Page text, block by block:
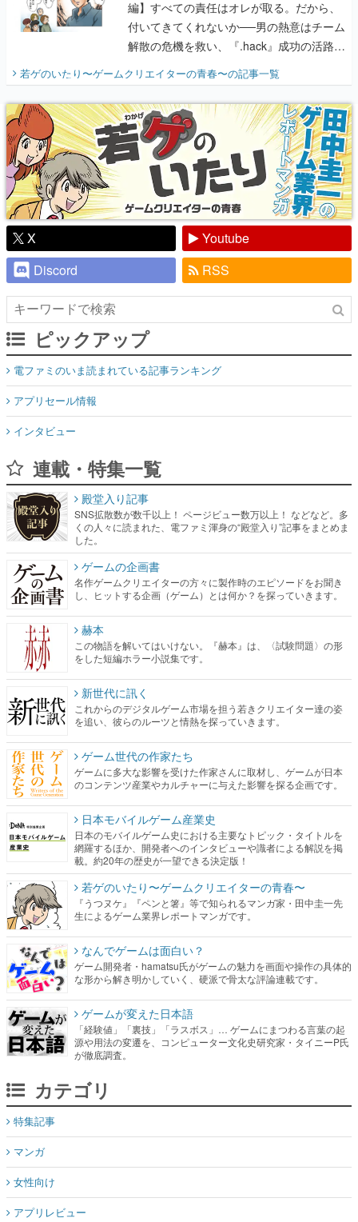
編】すべての責任はオレが取る。だから、
付いてきてくれないか──男の熱意はチーム
解散の危機を救い、『.hack』成功の活路を
『少年ジャンプ』色だった【若ゲのいた
り】
若ゲのいたり〜ゲームクリエイターの青春〜の記事一覧
X
Youtube
Discord
RSS
ピックアップ
電ファミのいま読まれている記事ランキング
アプリセール情報
インタビュー
連載・特集一覧
殿堂入り記事
SNS拡散数が数千以上！ ページビュー数万以上！ などなど。多
くの人々に読まれた、電ファミ渾身の“殿堂入り”記事をまとめま
した。
ゲームの企画書
名作ゲームクリエイターの方々に製作時のエピソードをお聞き
し、ヒットする企画（ゲーム）とは何か？を探っていきます。
赫本
この物語を解いてはいけない。『赫本』は、〈試験問題〉の形
をした短編ホラー小説集です。
新世代に訊く
これからのデジタルゲーム市場を担う若きクリエイター達の姿
を追い、彼らのルーツと情熱を探っていきます。
ゲーム世代の作家たち
ゲームに多大な影響を受けた作家さんに取材し、ゲームが日本
のコンテンツ産業やカルチャーに与えた影響を探る企画です。
日本モバイルゲーム産業史
日本のモバイルゲーム史における主要なトピック・タイトルを
網羅するほか、開発者へのインタビューや識者による解説を掲
載。約20年の歴史が一望できる決定版！
若ゲのいたり〜ゲームクリエイターの青春〜
『うつヌケ』『ペンと箸』等で知られるマンガ家・田中圭一先
生によるゲーム業界レポートマンガです。
なんでゲームは面白い？
ゲーム開発者・hamatsu氏がゲームの魅力を画面や操作の具体的
な形から解き明かしていく、硬派で骨太な評論連載です。
ゲームが変えた日本語
「経験値」「裏技」「ラスボス」… ゲームにまつわる言葉の起
源や用法の変遷を、コンピューター文化史研究家・タイニーP氏
が徹底調査。
カテゴリ
特集記事
マンガ
女性向け
アプリレビュー